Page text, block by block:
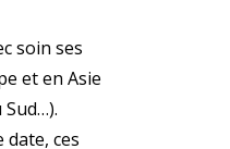
soin ses
et en Asie
ces